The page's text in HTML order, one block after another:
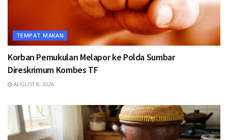
TEMPAT MAKAN
Korban Pemukulan Melapor ke Polda Sumbar
Direskrimum Kombes TF
AUGUST 8, 2026